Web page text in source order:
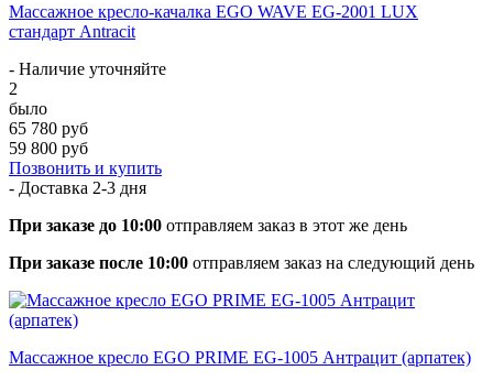
Массажное кресло-качалка EGO WAVE EG-2001 LUX
стандарт Antracit
- Наличие уточняйте
2
было
65 780 руб
59 800 руб
Позвонить и купить
- Доставка 2-3 дня
При заказе до 10:00 отправляем заказ в этот же день
При заказе после 10:00 отправляем заказ на следующий день
Массажное кресло EGO PRIME EG-1005 Антрацит (арпатек)